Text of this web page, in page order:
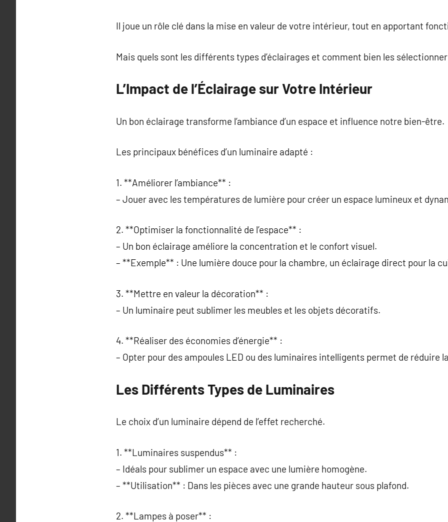
Il joue un rôle clé dans la mise en valeur de votre intérieur, tout en apportant
Mais quels sont les différents types d’éclairages et comment bien les sélectionner
L’Impact de l’Éclairage sur Votre Intérieur
Un bon éclairage transforme l’ambiance d’un espace et influence notre bien-être.
Les principaux bénéfices d’un luminaire adapté :
1. **Améliorer l’ambiance** :
– Jouer avec les températures de lumière pour créer un espace lumineux et
2. **Optimiser la fonctionnalité de l’espace** :
– Un bon éclairage améliore la concentration et le confort visuel.
– **Exemple** : Une lumière douce pour la chambre, un éclairage direct pour la
3. **Mettre en valeur la décoration** :
– Un luminaire peut sublimer les meubles et les objets décoratifs.
4. **Réaliser des économies d’énergie** :
– Opter pour des ampoules LED ou des luminaires intelligents permet de réduire
Les Différents Types de Luminaires
Le choix d’un luminaire dépend de l’effet recherché.
1. **Luminaires suspendus** :
– Idéals pour sublimer un espace avec une lumière homogène.
– **Utilisation** : Dans les pièces avec une grande hauteur sous plafond.
2. **Lampes à poser** :